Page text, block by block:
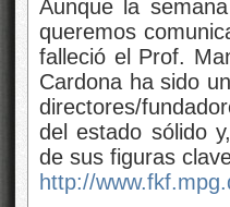
JUL
7
¿Seguir
por Emilio Silvera ~